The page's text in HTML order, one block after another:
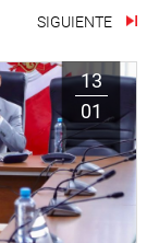
SIGUIENTE
13
01